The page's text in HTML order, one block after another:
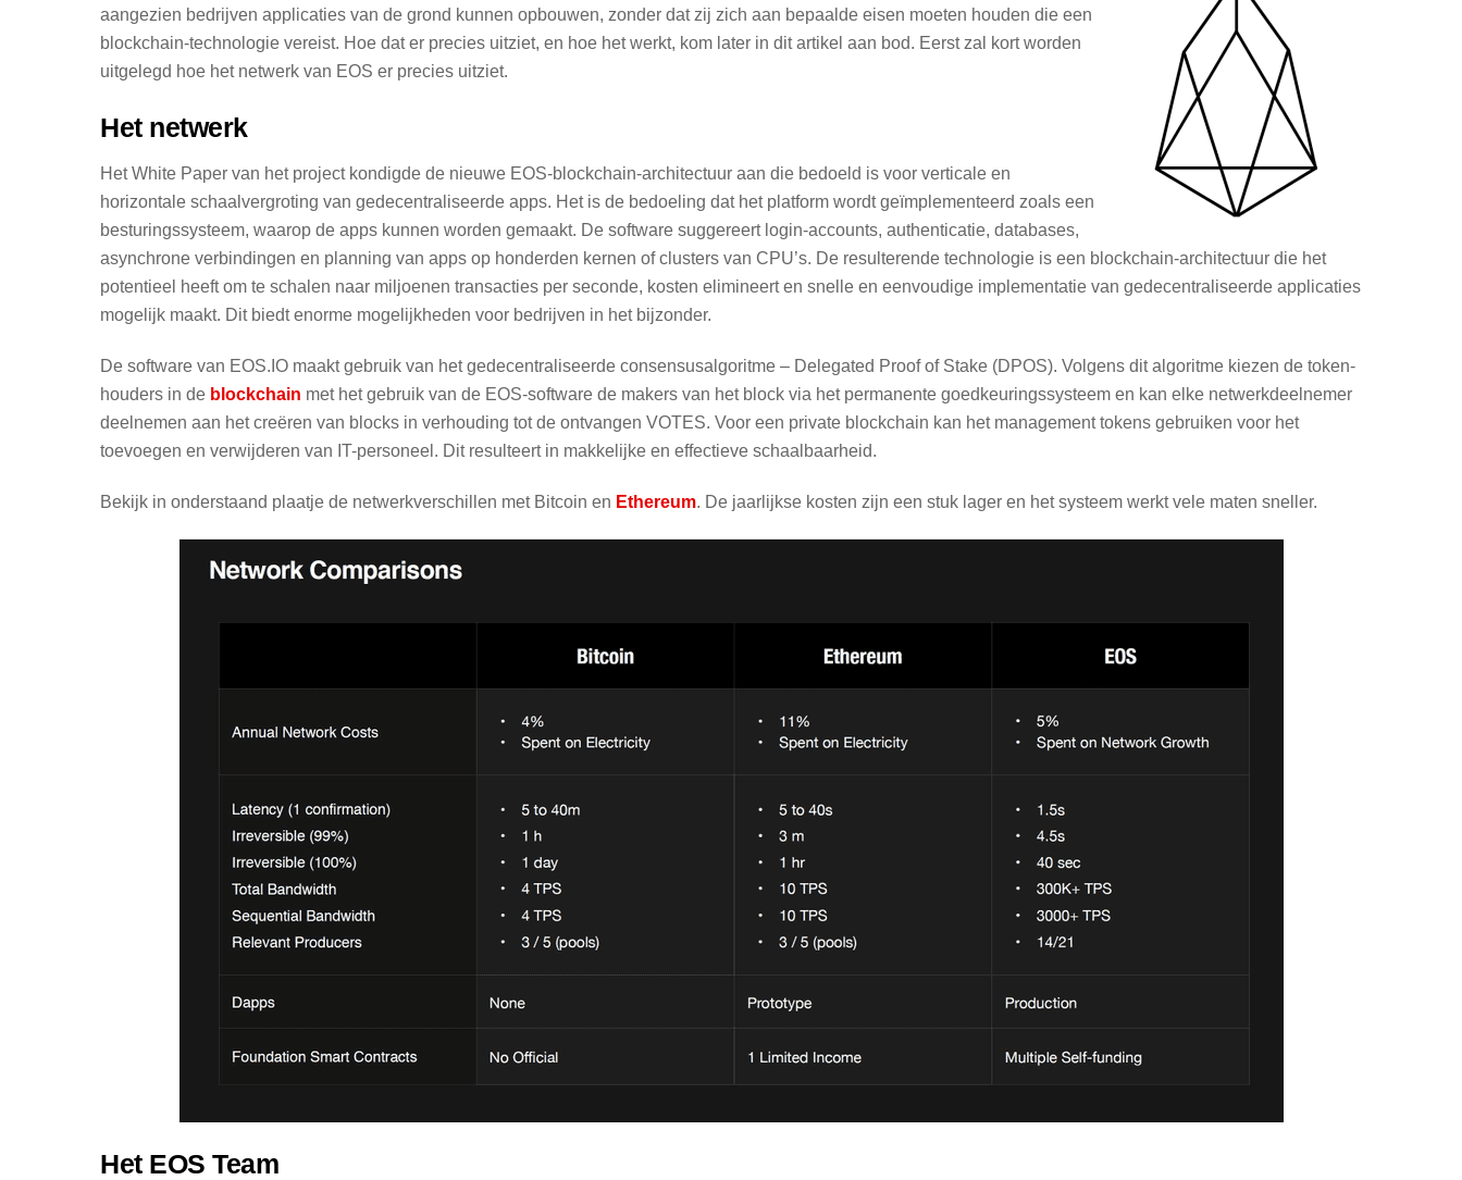
aangezien bedrijven applicaties van de grond kunnen opbouwen, zonder dat zij zich aan bepaalde eisen moeten houden die een
blockchain-technologie vereist. Hoe dat er precies uitziet, en hoe het werkt, kom later in dit artikel aan bod. Eerst zal kort worden
uitgelegd hoe het netwerk van EOS er precies uitziet.
Het netwerk
Het White Paper van het project kondigde de nieuwe EOS-blockchain-architectuur aan die bedoeld is voor verticale en
horizontale schaalvergroting van gedecentraliseerde apps. Het is de bedoeling dat het platform wordt geïmplementeerd zoals een
besturingssysteem, waarop de apps kunnen worden gemaakt. De software suggereert login-accounts, authenticatie, databases,
asynchrone verbindingen en planning van apps op honderden kernen of clusters van CPU’s. De resulterende technologie is een blockchain-architectuur die het
potentieel heeft om te schalen naar miljoenen transacties per seconde, kosten elimineert en snelle en eenvoudige implementatie van gedecentraliseerde applicaties
mogelijk maakt. Dit biedt enorme mogelijkheden voor bedrijven in het bijzonder.
De software van EOS.IO maakt gebruik van het gedecentraliseerde consensusalgoritme – Delegated Proof of Stake (DPOS). Volgens dit algoritme kiezen de token-
houders in de blockchain met het gebruik van de EOS-software de makers van het block via het permanente goedkeuringssysteem en kan elke netwerkdeelnemer
deelnemen aan het creëren van blocks in verhouding tot de ontvangen VOTES. Voor een private blockchain kan het management tokens gebruiken voor het
toevoegen en verwijderen van IT-personeel. Dit resulteert in makkelijke en effectieve schaalbaarheid.
Bekijk in onderstaand plaatje de netwerkverschillen met Bitcoin en Ethereum. De jaarlijkse kosten zijn een stuk lager en het systeem werkt vele maten sneller.
Het EOS Team